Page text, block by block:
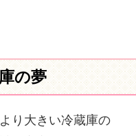
の夢
り大きい冷蔵庫の